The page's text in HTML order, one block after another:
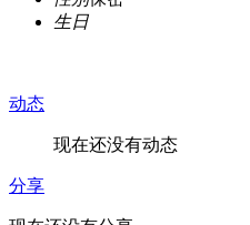
生日
动态
现在还没有动态
分享